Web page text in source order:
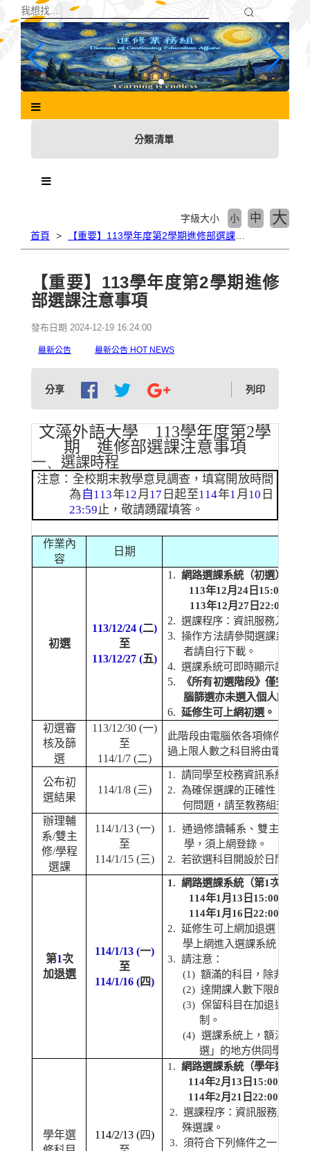
主
分類清單
首頁
字級大小 小 中 大
【重要】113學年度第2學期進修
部選課注意事項
發布日期 2024-12-19 16:24:00
最新公告 最新公告 HOT NEWS
分享 列印
文藻外語大學 113學年度第2學
期 進修部選課注意事項
一、 選課時程
注意：全校期末教學意見調查，填寫開放時間
為 自 113年12月 17 日起至114年1月 10 日
23:59止 ，敬請踴躍填答。
作業內
容
日期
初選
113/12/24 (二)
至
113/12/27 (五)
1.網路選課系統（初選）開放
113年12月24日 15:00
113年12月27 日22:00
2.選課程序：資訊服務入口網
3.操作方法請參閱選課系統
者請自行下載。
4. 選課系統可即時顯示該科
5.
《所有初選階段》僅完成
腦篩選亦未選入個人課表。
6. 延修生可上網初選。
初選審
核及篩
選
113/12/30 (一)
至
114/1/7 (二)
此階段由電腦依各項條件篩
過上限人數之科目將由電腦直
公布初
選結果
114/1/8 (三)
1. 請同學至校務資訊系統查詢
2. 為確保選課的正確性，在
何問題，請至教務組查詢。
辦理輔
系/雙主
修/學程
選課
114/1/13 (一)
至
114/1/15 (三)
1.
通過修讀輔系、雙主修及
學，須上網登錄。
2. 若欲選科目開設於日間部
第1次
加退選
114/1/13 (一)
至
114/1/16 (四)
1. 網路選課系統（第1次加退
114年1 月 13 日 15:00
114年1 月 16 日22:00
2. 延修生可上網加退選；
學上網進入選課系統，點
3. 請注意：
(1) 額滿的科目，除非有人
(2) 達開課人數下限的科目
(3) 保留科目在加退選階
制。
(4) 選課系統上，額滿的
選」的地方供同學加選
學年選
114/2/13 (四)
1. 網路選課系統（學年選修
114年2月 13 日 15:00
114年2月21 日22:00
2. 選課程序：資訊服務入口網
殊選課。
3. 須符合下列條件之一：